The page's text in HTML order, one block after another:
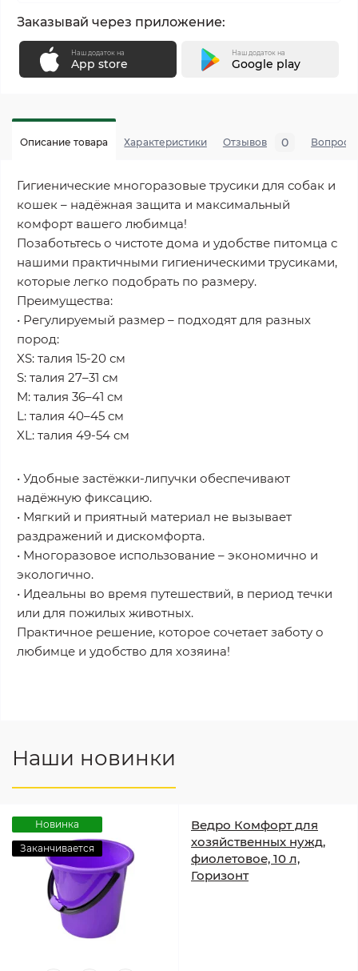
Заказывай через приложение:
Наш додаток на
App store
Наш додаток на
Google play
Описание товара Характеристики Отзывов 0 Вопросы
Гигиенические многоразовые трусики для собак и
кошек – надёжная защита и максимальный
комфорт вашего любимца!
Позаботьтесь о чистоте дома и удобстве питомца с
нашими практичными гигиеническими трусиками,
которые легко подобрать по размеру.
Преимущества:
• Регулируемый размер – подходят для разных
пород:
XS: талия 15-20 см
S: талия 27–31 см
M: талия 36–41 см
L: талия 40–45 см
XL: талия 49-54 см
• Удобные застёжки-липучки обеспечивают
надёжную фиксацию.
• Мягкий и приятный материал не вызывает
раздражений и дискомфорта.
• Многоразовое использование – экономично и
экологично.
• Идеальны во время путешествий, в период течки
или для пожилых животных.
Практичное решение, которое сочетает заботу о
любимце и удобство для хозяина!
Наши новинки
Новинка
Заканчивается
Ведро Комфорт для
хозяйственных нужд,
фиолетовое, 10 л,
Горизонт